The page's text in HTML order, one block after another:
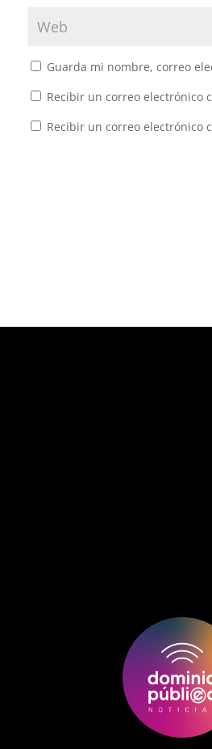
Guarda mi nombre, correo
Recibir un correo electrónico
Recibir un correo electrónico